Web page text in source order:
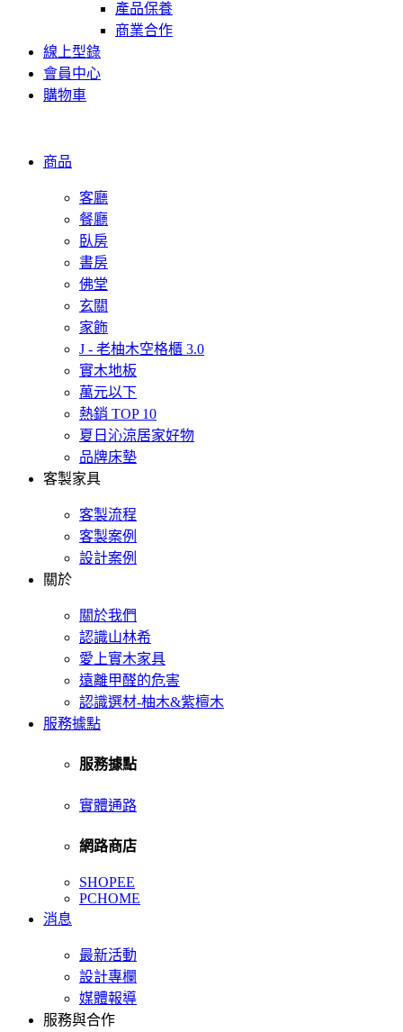
產品保養
商業合作
線上型錄
會員中心
購物車
商品
客廳
餐廳
臥房
書房
佛堂
玄關
家飾
J - 老柚木空格櫃 3.0
實木地板
萬元以下
熱銷 TOP 10
夏日沁涼居家好物
品牌床墊
客製家具
客製流程
客製案例
設計案例
關於
關於我們
認識山林希
愛上實木家具
遠離甲醛的危害
認識選材-柚木&紫檀木
服務據點
服務據點
實體通路
網路商店
SHOPEE
PCHOME
消息
最新活動
設計專欄
媒體報導
服務與合作